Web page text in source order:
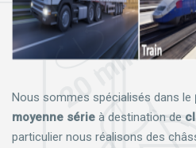
Nous sommes spécialisés dans le
moyenne série à destination de
particulier nous réalisons des